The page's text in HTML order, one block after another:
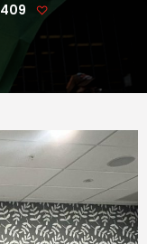
409